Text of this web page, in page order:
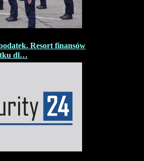
Resort finansów
dl…